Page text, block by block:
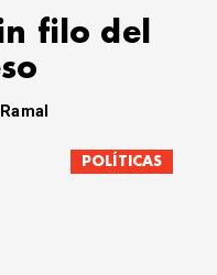
filo del
POLÍTICAS